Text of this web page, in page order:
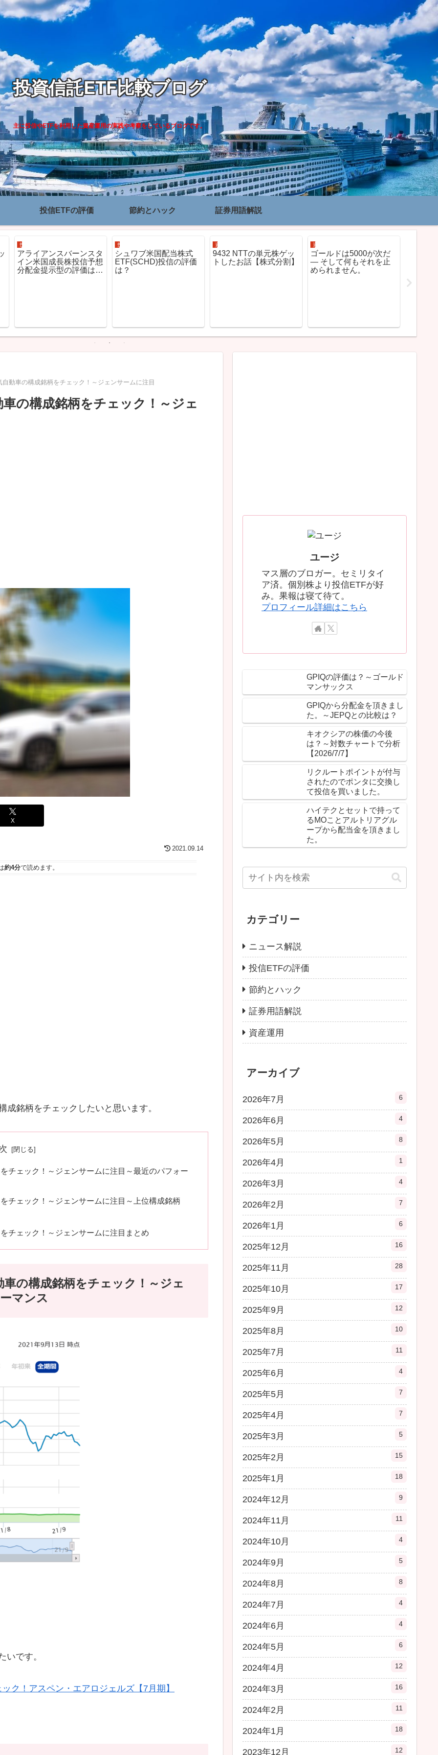
投資信託ETF比較ブログ
主に投信やETFを利用した資産運用の実践や考察をしているブログです。
投信ETFの評価 節約とハック 証券用語解説
投信ETFの評価
アライアンスバーンスタ
イン米国成長株投信予想
分配金提示型の評価は？
投信ETFの評価
シュワブ米国配当株式
ETF(SCHD)投信の評価
は？
資産運用
9432 NTTの単元株ゲッ
トしたお話【株式分割】
資産運用
ゴールドは5000が次だ
— そして何もそれを止
められません。
動車の構成銘柄をチェック！～ジェンサームに注目
の構成銘柄をチェック！～ジェ
X
2021.09.14
約4分で読めます。
銘柄をチェックしたいと思います。
チェック！～ジェンサームに注目～最近のパフォー
チェック！～ジェンサームに注目～上位構成銘柄
チェック！～ジェンサームに注目まとめ
の構成銘柄をチェック！～ジェ
マンス
いです。
ク！アスペン・エアロジェルズ【7月期】
ユージ
マス層のブロガー。セミリタイ
ア済。個別株より投信ETFが好
み。果報は寝て待て。
プロフィール詳細はこちら
GPIQの評価は？～ゴールド
マンサックス
GPIQから分配金を頂きまし
た。～JEPQとの比較は？
キオクシアの株価の今後
は？～対数チャートで分析
【2026/7/7】
リクルートポイントが付与
されたのでポンタに交換し
て投信を買いました。
ハイテクとセットで持って
るMOことアルトリアグル
ープから配当金を頂きまし
た。
カテゴリー
ニュース解説
投信ETFの評価
節約とハック
証券用語解説
資産運用
アーカイブ
2026年7月 6
2026年6月 4
2026年5月 8
2026年4月 1
2026年3月 4
2026年2月 7
2026年1月 6
2025年12月 16
2025年11月 28
2025年10月 17
2025年9月 12
2025年8月 10
2025年7月 11
2025年6月 4
2025年5月 7
2025年4月 7
2025年3月 5
2025年2月 15
2025年1月 18
2024年12月 9
2024年11月 11
2024年10月 4
2024年9月 5
2024年8月 8
2024年7月 4
2024年6月 4
2024年5月 6
2024年4月 12
2024年3月 16
2024年2月 11
2024年1月 18
2023年12月 12